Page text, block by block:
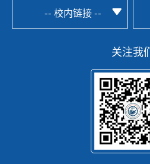
-- 校内链接 --
关注我们